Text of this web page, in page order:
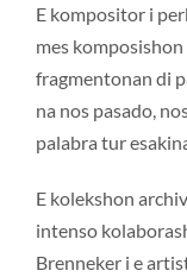
E kompositor i
mes
fragmentonan di
na nos pasado,
palabra tur
E kolekshon
intenso
Brenneker i e